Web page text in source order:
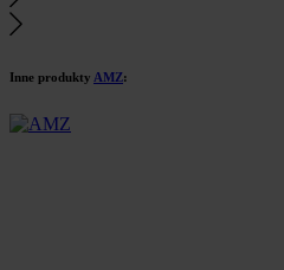
Inne produkty AMZ: